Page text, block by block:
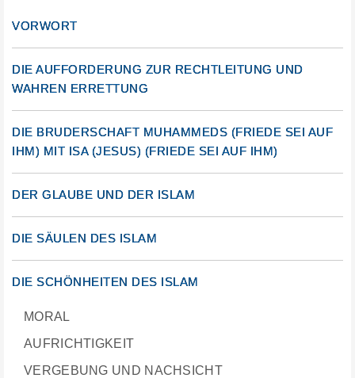
VORWORT
DIE AUFFORDERUNG ZUR RECHTLEITUNG UND
WAHREN ERRETTUNG
DIE BRUDERSCHAFT MUHAMMEDS (FRIEDE SEI AUF
IHM) MIT ISA (JESUS) (FRIEDE SEI AUF IHM)
DER GLAUBE UND DER ISLAM
DIE SÄULEN DES ISLAM
DIE SCHÖNHEITEN DES ISLAM
MORAL
AUFRICHTIGKEIT
VERGEBUNG UND NACHSICHT